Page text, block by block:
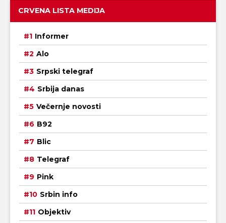
CRVENA LISTA MEDIJA
Informer
Alo
Srpski telegraf
Srbija danas
Večernje novosti
B92
Blic
Telegraf
Pink
Srbin info
Objektiv